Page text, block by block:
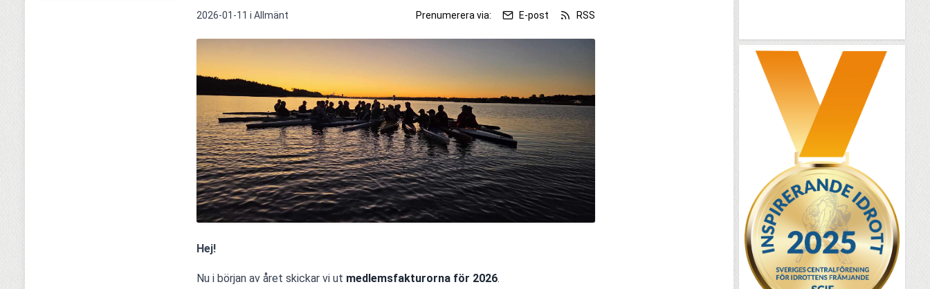
2026-01-11 i Allmänt Prenumerera via: E-post RSS
Hej!
Nu i början av året skickar vi ut medlemsfakturorna för 2026.